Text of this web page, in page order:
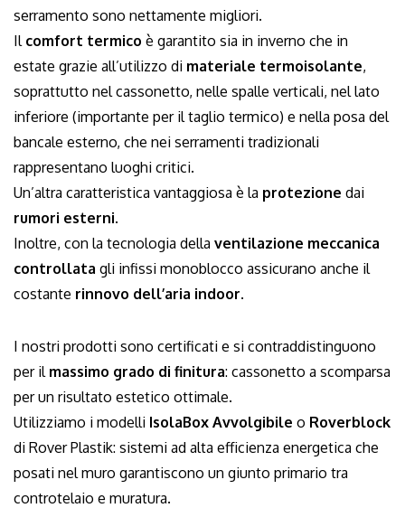
serramento sono nettamente migliori.
Il comfort termico è garantito sia in inverno che in
estate grazie all’utilizzo di materiale termoisolante,
soprattutto nel cassonetto, nelle spalle verticali, nel lato
inferiore (importante per il taglio termico) e nella posa del
bancale esterno, che nei serramenti tradizionali
rappresentano luoghi critici.
Un’altra caratteristica vantaggiosa è la protezione dai
rumori esterni.
Inoltre, con la tecnologia della ventilazione meccanica
controllata gli infissi monoblocco assicurano anche il
costante rinnovo dell’aria indoor.
I nostri prodotti sono certificati e si contraddistinguono
per il massimo grado di finitura: cassonetto a scomparsa
per un risultato estetico ottimale.
Utilizziamo i modelli IsolaBox Avvolgibile o Roverblock
di Rover Plastik: sistemi ad alta efficienza energetica che
posati nel muro garantiscono un giunto primario tra
controtelaio e muratura.